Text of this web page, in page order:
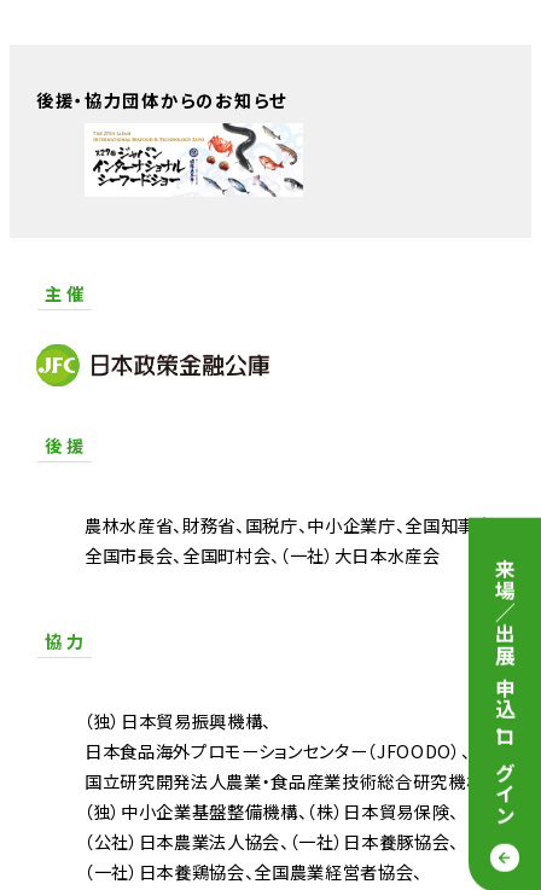
来場／出展 申込
・
ログイン
後援・協力団体からのお知らせ
主 催
後 援
農林水産省 財務省 国税庁 中小企業庁 全国知事会
全国市長会 全国町村会 （一社）大日本水産会
協 力
（独）日本貿易振興機構
日本食品海外プロモーションセンター（JFOODO）
国立研究開発法人農業・食品産業技術総合研究機構
（独）中小企業基盤整備機構 （株）日本貿易保険
（公社）日本農業法人協会 （一社）日本養豚協会
（一社）日本養鶏協会 全国農業経営者協会